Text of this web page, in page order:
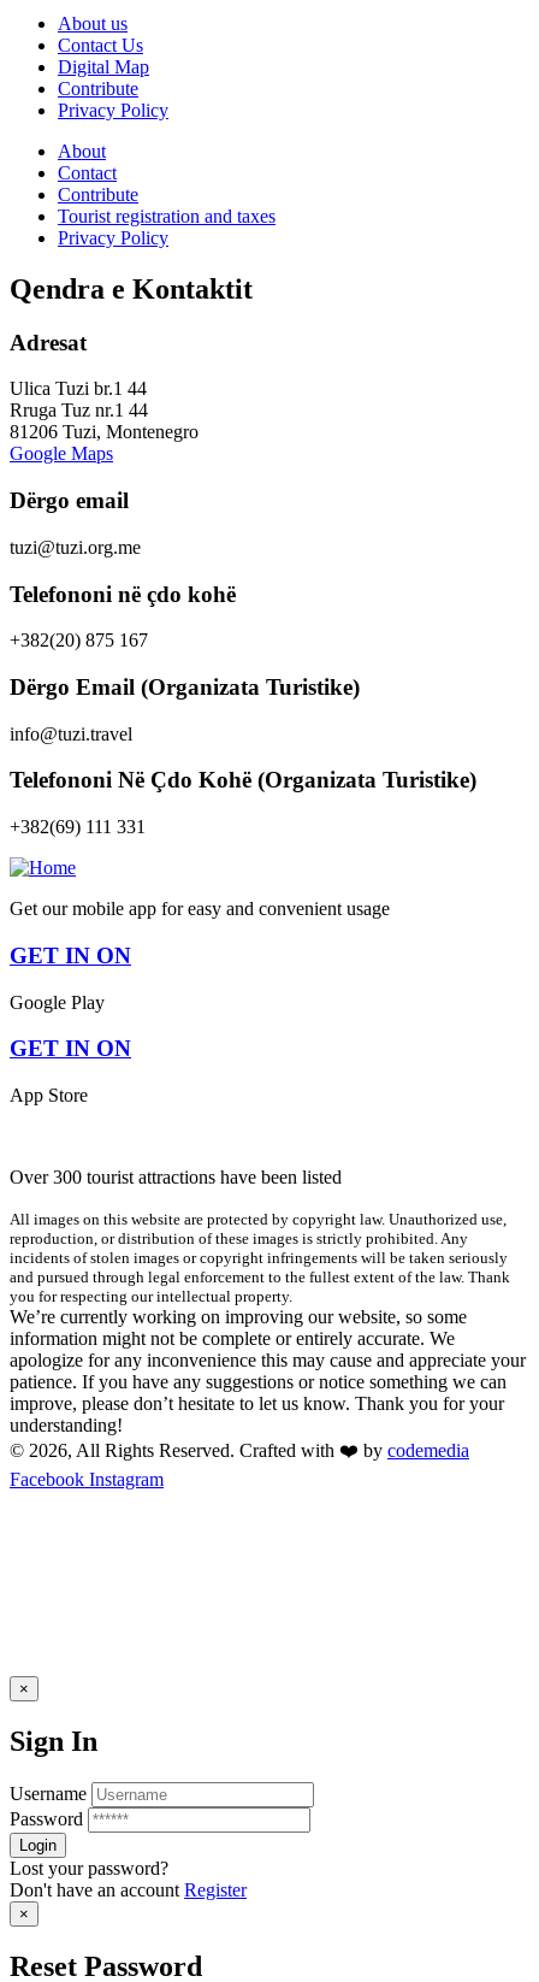
About us
Contact Us
Digital Map
Contribute
Privacy Policy
About
Contact
Contribute
Tourist registration and taxes
Privacy Policy
Qendra e Kontaktit
Adresat
Ulica Tuzi br.1 44
Rruga Tuz nr.1 44
81206 Tuzi, Montenegro
Google Maps
Dërgo email
tuzi@tuzi.org.me
Telefononi në çdo kohë
+382(20) 875 167
Dërgo Email (Organizata Turistike)
info@tuzi.travel
Telefononi Në Çdo Kohë (Organizata Turistike)
+382(69) 111 331
Get our mobile app for easy and convenient usage
GET IN ON
Google Play
GET IN ON
App Store
Over 300 tourist attractions have been listed
All images on this website are protected by copyright law. Unauthorized use,
reproduction, or distribution of these images is strictly prohibited. Any
incidents of stolen images or copyright infringements will be taken seriously
and pursued through legal enforcement to the fullest extent of the law. Thank
you for respecting our intellectual property.
We’re currently working on improving our website, so some
information might not be complete or entirely accurate. We
apologize for any inconvenience this may cause and appreciate your
patience. If you have any suggestions or notice something we can
improve, please don’t hesitate to let us know. Thank you for your
understanding!
© 2026, All Rights Reserved. Crafted with ❤️ by codemedia
Facebook Instagram
×
Sign In
Username
Password
Lost your password?
Don't have an account Register
×
Reset Password